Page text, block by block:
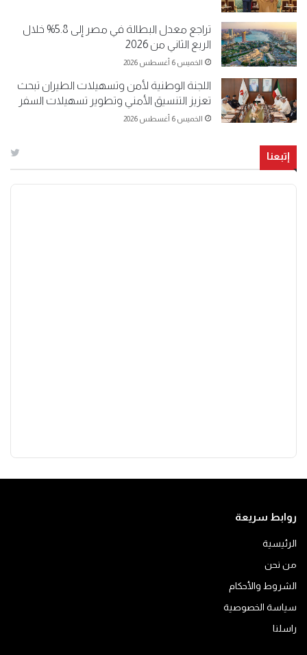
تراجع معدل البطالة في مصر إلى 5.8% خلال
الربع الثاني من 2026
الخميس 6 أغسطس 2026
اللجنة الوطنية لأمن وتسهيلات الطيران تبحث
تعزيز التنسيق الأمني وتطوير تسهيلات السفر
الخميس 6 أغسطس 2026
إتبعنا
روابط سريعة
الرئيسية
من نحن
الشروط والأحكام
سياسة الخصوصية
راسلنا